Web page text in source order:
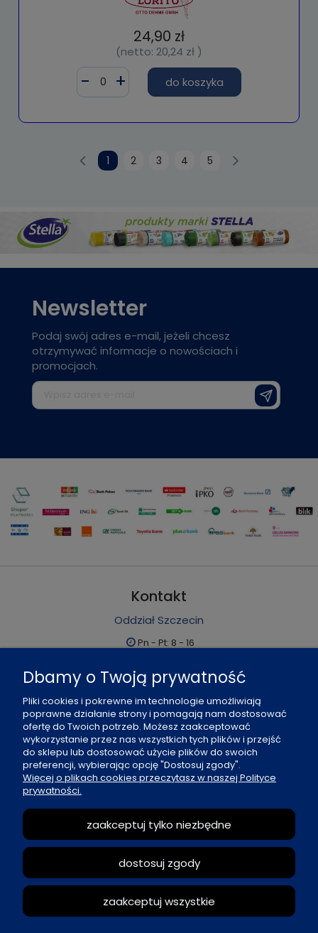
24,90 zł
(netto: 20,24 zł )
do koszyka
1 2 3 4 5
Newsletter
Podaj swój adres e-mail, jeżeli chcesz
otrzymywać informacje o nowościach i
promocjach.
Kontakt
Oddział Szczecin
Pn - Pt: 8 - 16
91 484 07 06
biuro@office-land.pl
Fax: 91 484 49 27
O nas
Zasady sprzedaży
Reklamacje i zwroty
Moje konto
Dbamy o Twoją prywatność
Pliki cookies i pokrewne im technologie umożliwiają
poprawne działanie strony i pomagają nam dostosować
ofertę do Twoich potrzeb. Możesz zaakceptować
wykorzystanie przez nas wszystkich tych plików i przejść
do sklepu lub dostosować użycie plików do swoich
preferencji, wybierając opcję "Dostosuj zgody".
Więcej o plikach cookies przeczytasz w naszej Polityce
prywatności.
zaakceptuj tylko niezbędne
dostosuj zgody
zaakceptuj wszystkie